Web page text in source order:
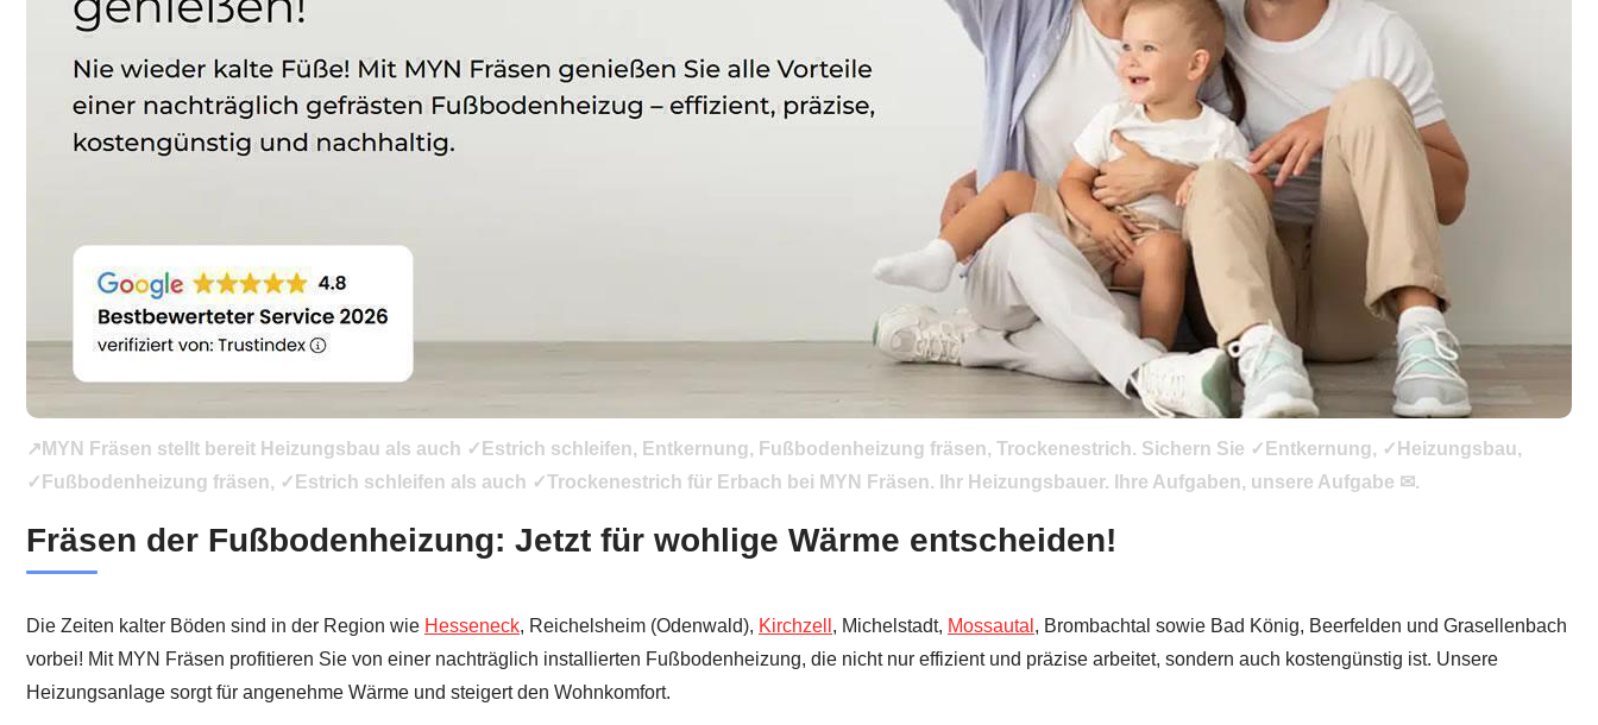
↗️MYN Fräsen stellt bereit Heizungsbau als auch ✓Estrich schleifen, Entkernung, Fußbodenheizung fräsen, Trockenestrich. Sichern Sie ✓Entkernung, ✓Heizungsbau,
✓Fußbodenheizung fräsen, ✓Estrich schleifen als auch ✓Trockenestrich für Erbach bei MYN Fräsen. Ihr Heizungsbauer. Ihre Aufgaben, unsere Aufgabe ✉.
Fräsen der Fußbodenheizung: Jetzt für wohlige Wärme entscheiden!
Die Zeiten kalter Böden sind in der Region wie Hesseneck, Reichelsheim (Odenwald), Kirchzell , Michelstadt, Mossautal , Brombachtal sowie Bad König, Beerfelden und Grasellenbach
vorbei! Mit MYN Fräsen profitieren Sie von einer nachträglich installierten Fußbodenheizung, die nicht nur effizient und präzise arbeitet, sondern auch kostengünstig ist. Unsere
Heizungsanlage sorgt für angenehme Wärme und steigert den Wohnkomfort.